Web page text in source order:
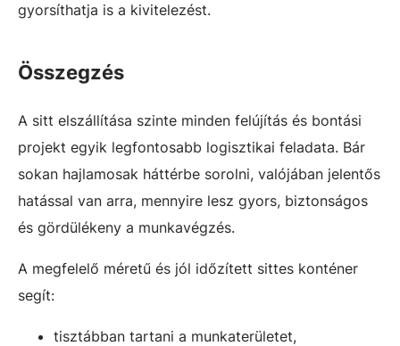
gyorsíthatja is a kivitelezést.
Összegzés
A sitt elszállítása szinte minden felújítás és bontási
projekt egyik legfontosabb logisztikai feladata. Bár
sokan hajlamosak háttérbe sorolni, valójában jelentős
hatással van arra, mennyire lesz gyors, biztonságos
és gördülékeny a munkavégzés.
A megfelelő méretű és jól időzített sittes konténer
segít:
tisztábban tartani a munkaterületet,